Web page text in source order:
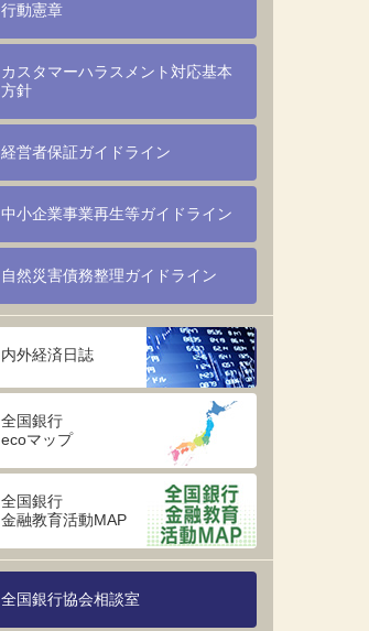
行動憲章
カスタマーハラスメント対応基本
方針
経営者保証ガイドライン
中小企業事業再生等ガイドライン
自然災害債務整理ガイドライン
内外経済日誌
全国銀行
ecoマップ
全国銀行
金融教育活動MAP
全国銀行協会相談室